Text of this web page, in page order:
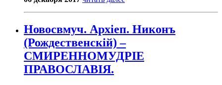
Новосвмуч. Архіеп. Никонъ
(Рождественскій) –
СМИРЕННОМУДРІЕ
ПРАВОСЛАВІЯ.